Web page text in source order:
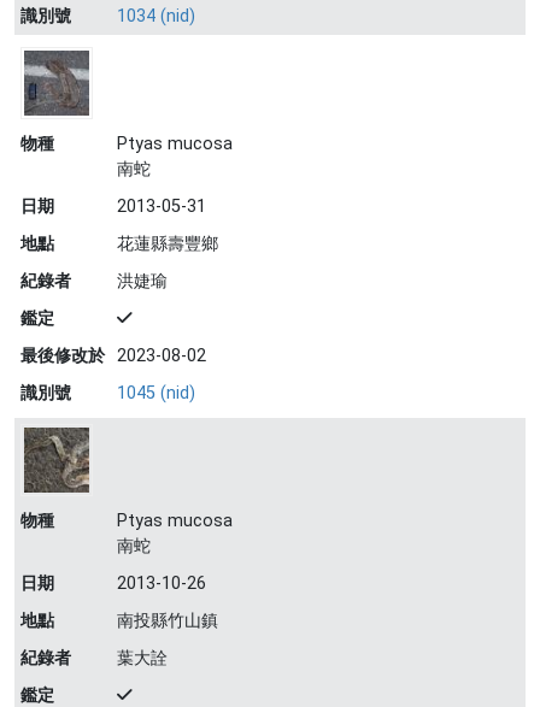
識別號
1034 (nid)
物種
Ptyas mucosa
南蛇
日期
2013-05-31
地點
花蓮縣壽豐鄉
紀錄者
洪婕瑜
鑑定
最後修改於 2023-08-02
識別號
1045 (nid)
物種
Ptyas mucosa
南蛇
日期
2013-10-26
地點
南投縣竹山鎮
紀錄者
葉大詮
鑑定